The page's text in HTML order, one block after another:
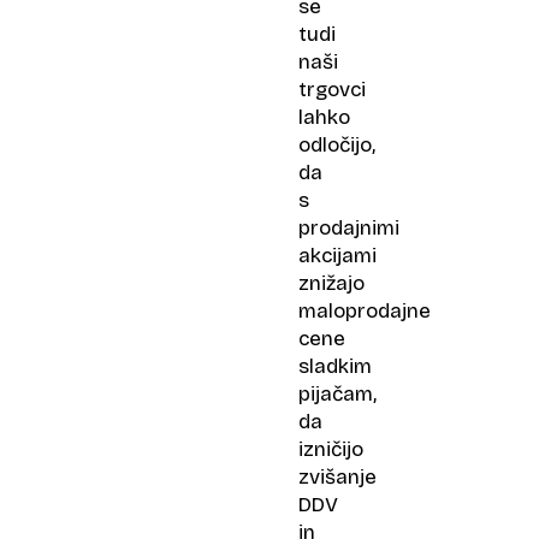
se
tudi
naši
trgovci
lahko
odločijo,
da
s
prodajnimi
akcijami
znižajo
maloprodajne
cene
sladkim
pijačam,
da
izničijo
zvišanje
DDV
in